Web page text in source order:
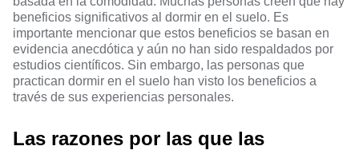
beneficios significativos al dormir en el suelo. Es
importante mencionar que estos beneficios se basan en
evidencia anecdótica y aún no han sido respaldados por
estudios científicos. Sin embargo, las personas que
practican dormir en el suelo han visto los beneficios a
través de sus experiencias personales.
Las razones por las que las